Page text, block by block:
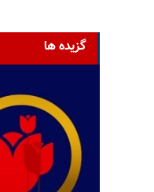
گزیده ها